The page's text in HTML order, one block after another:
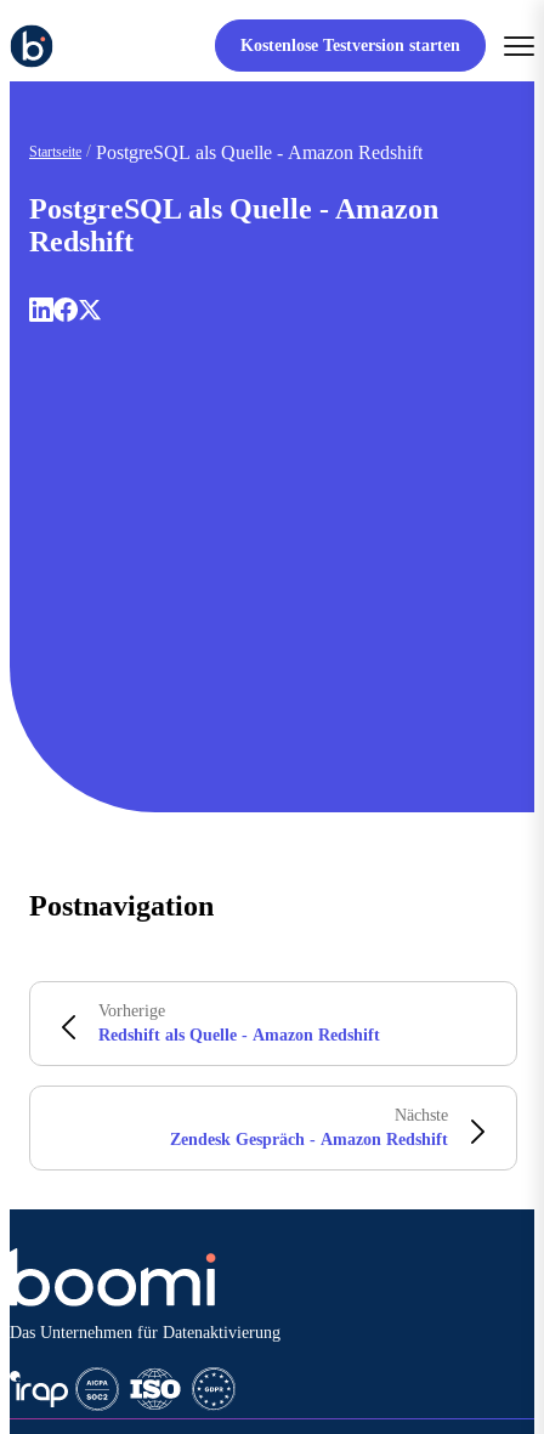
Kostenlose Testversion starten
Startseite PostgreSQL als Quelle - Amazon Redshift
PostgreSQL als Quelle - Amazon
Redshift
Postnavigation
Vorherige
Redshift als Quelle - Amazon Redshift
Nächste
Zendesk Gespräch - Amazon Redshift
Das Unternehmen für Datenaktivierung